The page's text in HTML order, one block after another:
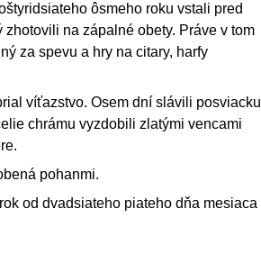
ôsmeho roku vstali pred
na zápalné obety. Práve v tom
za spevu a hry na citary, harfy
víťazstvo. Osem dní slávili posviacku
chrámu vyzdobili zlatými vencami
pohanmi.
od dvadsiateho piateho dňa mesiaca